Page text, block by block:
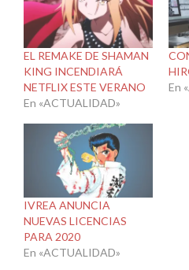
EL REMAKE DE SHAMAN
KING INCENDIARÁ
NETFLIX ESTE VERANO
En «ACTUALIDAD»
En
IVREA ANUNCIA
NUEVAS LICENCIAS
PARA 2020
En «ACTUALIDAD»